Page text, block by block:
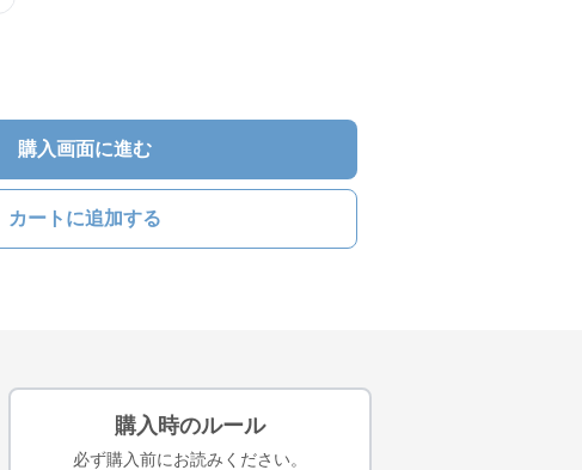
購入画面に進む
カートに追加する
購入時のルール
必ず購入前にお読みください。